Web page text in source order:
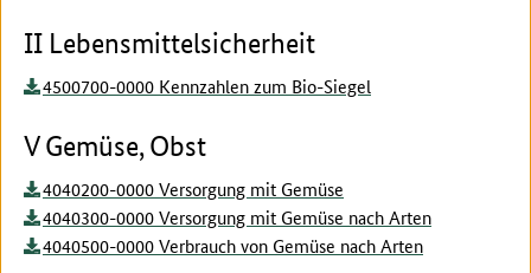
II Lebensmittelsicherheit
4500700-0000 Kennzahlen zum Bio-Siegel
V Gemüse, Obst
4040200-0000 Versorgung mit Gemüse
4040300-0000 Versorgung mit Gemüse nach Arten
4040500-0000 Verbrauch von Gemüse nach Arten